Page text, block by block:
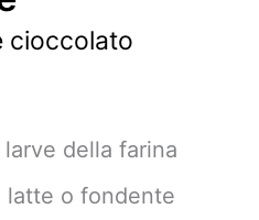
cioccolato
della farina
latte o fondente